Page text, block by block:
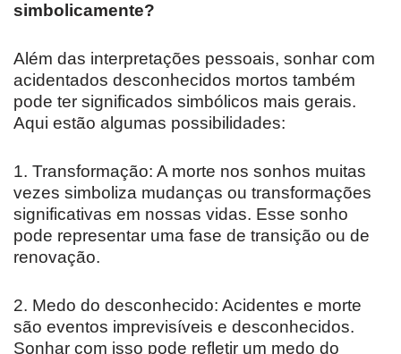
simbolicamente?
Além das interpretações pessoais, sonhar com
acidentados desconhecidos mortos também
pode ter significados simbólicos mais gerais.
Aqui estão algumas possibilidades:
1. Transformação: A morte nos sonhos muitas
vezes simboliza mudanças ou transformações
significativas em nossas vidas. Esse sonho
pode representar uma fase de transição ou de
renovação.
2. Medo do desconhecido: Acidentes e morte
são eventos imprevisíveis e desconhecidos.
Sonhar com isso pode refletir um medo do